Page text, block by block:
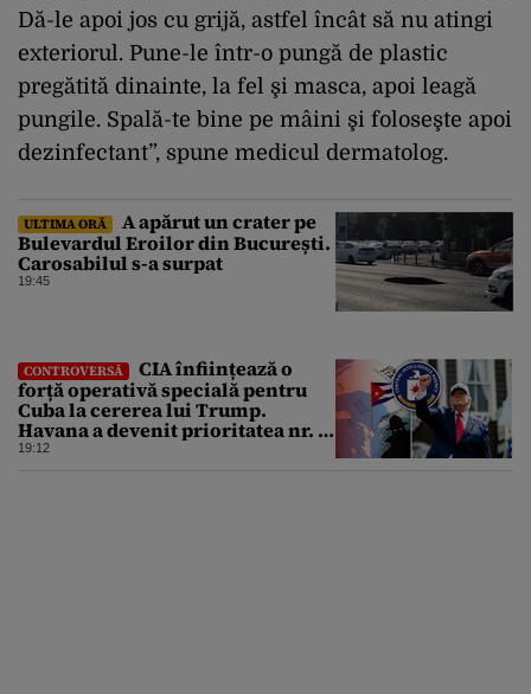
Dă-le apoi jos cu grijă, astfel încât să nu atingi
exteriorul. Pune-le într-o pungă de plastic
pregătită dinainte, la fel şi masca, apoi leagă
pungile. Spală-te bine pe mâini şi foloseşte apoi
dezinfectant”, spune medicul dermatolog.
ULTIMA ORĂ
A apărut un crater pe
Bulevardul Eroilor din București.
Carosabilul s-a surpat
19:45
CONTROVERSĂ
CIA înființează o
forță operativă specială pentru
Cuba la cererea lui Trump.
Havana a devenit prioritatea nr. 1
alături de China, Iran și Rusia
19:12